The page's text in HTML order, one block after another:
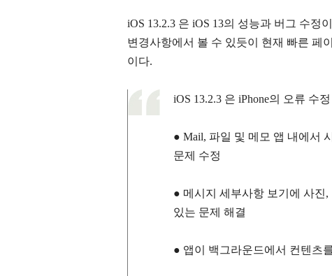
iOS 13.2.3 은 iOS 13의 성능과 버그 수정
변경사항에서 볼 수 있듯이 현재 빠른 페
이다.
iOS 13.2.3 은 iPhone의 오류 수
● Mail, 파일 및 메모 앱 내에서
문제 수정
● 메시지 세부사항 보기에 사진
있는 문제 해결
● 앱이 백그라운드에서 컨텐츠